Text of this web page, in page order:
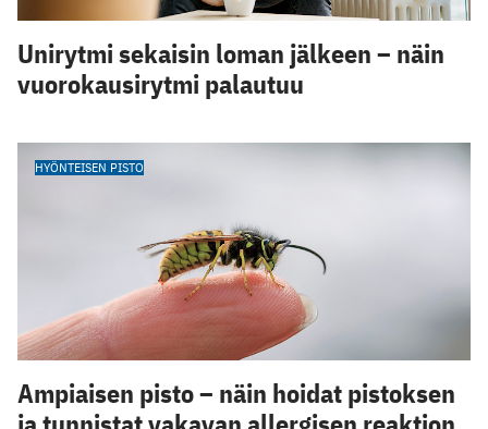
Unirytmi sekaisin loman jälkeen – näin
vuorokausirytmi palautuu
HYÖNTEISEN PISTO
Ampiaisen pisto – näin hoidat pistoksen